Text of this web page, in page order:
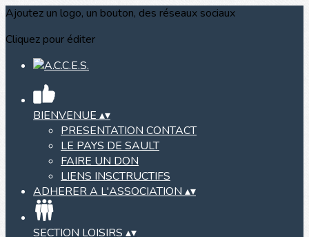
Ajoutez un logo, un bouton, des réseaux sociaux
Cliquez pour éditer
BIENVENUE ▴▾
PRESENTATION CONTACT
LE PAYS DE SAULT
FAIRE UN DON
LIENS INSCTRUCTIFS
ADHERER A L'ASSOCIATION ▴▾
SECTION LOISIRS ▴▾